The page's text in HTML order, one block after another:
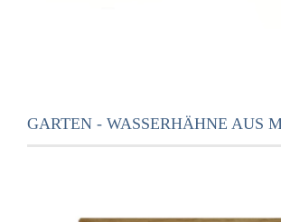
GARTEN - WASSERHÄHNE AUS